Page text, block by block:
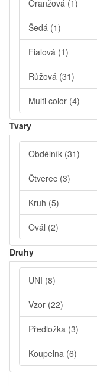
Oranžová (1)
Šedá (1)
Fialová (1)
Růžová (31)
Multi color (4)
Tvary
Obdélník (31)
Čtverec (3)
Kruh (5)
Ovál (2)
Druhy
UNI (8)
Vzor (22)
Předložka (3)
Koupelna (6)